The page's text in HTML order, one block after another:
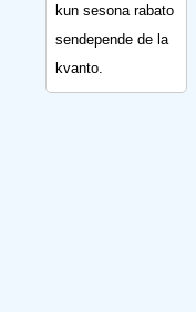
kun sesona rabato
sendepende de la
kvanto.